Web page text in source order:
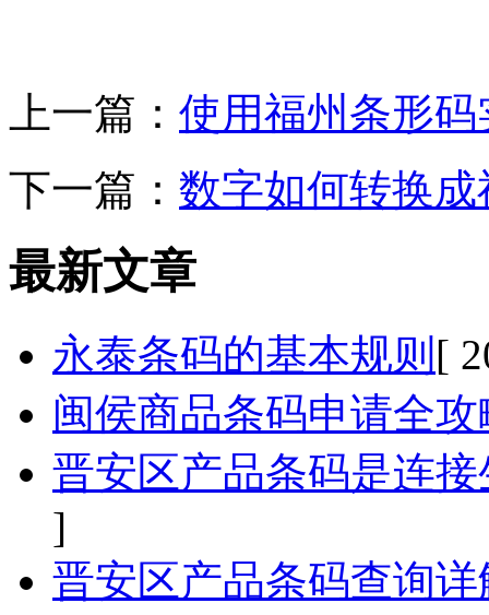
上一篇： 使用福州条形
下一篇： 数字如何转换成
最新文章
永泰条码的基本规则 [
闽侯商品条码申请全攻
晋安区产品条码是连
]
晋安区产品条码查询详